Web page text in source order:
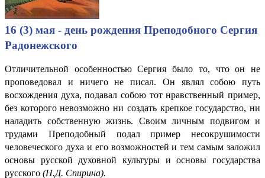
16 (3) мая - день рождения Преподобного Сергия
Радонежского
Отличительной особенностью Сергия было то, что он не
проповедовал и ничего не писал. Он являл собою путь
восхождения духа, подавал собою тот нравственный пример,
без которого невозможно ни создать крепкое государство, ни
наладить собственную жизнь. Своим личным подвигом и
трудами Преподобный подал пример несокрушимости
человеческого духа и его возможностей и тем самым заложил
основы русской духовной культуры и основы государства
русского (Н.Д. Спирина).